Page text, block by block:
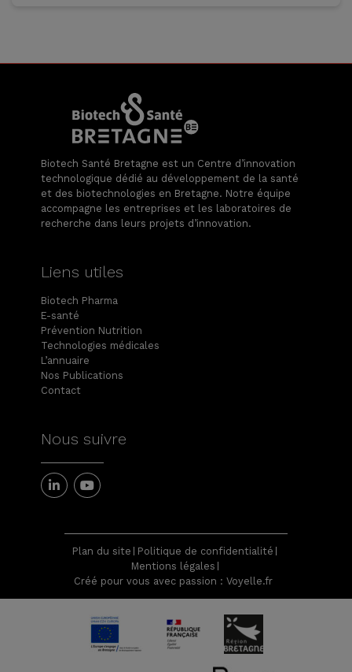
Biotech Santé Bretagne est un Centre d’innovation
technologique dédié au développement de la santé
et des biotechnologies en Bretagne. Notre équipe
accompagne les entreprises et les laboratoires de
recherche dans leurs projets d’innovation.
Liens utiles
Biotech Pharma
E-santé
Prévention Nutrition
Technologies médicales
L’annuaire
Nos Publications
Contact
Nous suivre
Plan du site
Politique de confidentialité
Mentions légales
Créé pour vous avec passion : Voyelle.fr